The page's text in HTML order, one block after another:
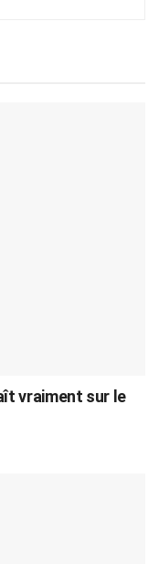
vraiment sur le